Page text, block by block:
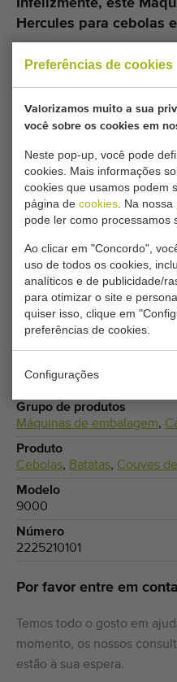
Preferências de cookies
Valorizamos muito a sua
você sobre os cookies em
Neste pop-up, você pode
cookies. Mais informações
cookies que usamos podem
página de cookies . Na nossa
pode ler como processamos
Ao clicar em "Concordo",
uso de todos os cookies,
analíticos e de publicidade/
para otimizar o site e
quiser isso, clique em
preferências de cookies.
Configurações
Infelizmente, este
Hercules para cebolas
Gostaria de ser informado
As suas configurações
este conteúdo. Ajuste
cookies para
ALTERAR
Bijlsma Hercules
Grupo de produtos
Máquinas de embalagem,
Produto
Cebolas, Batatas, Couves
Modelo
9000
Número
2225210101
Por favor entre em
Temos todo o gosto em
momento, os nossos
estão à sua espera.